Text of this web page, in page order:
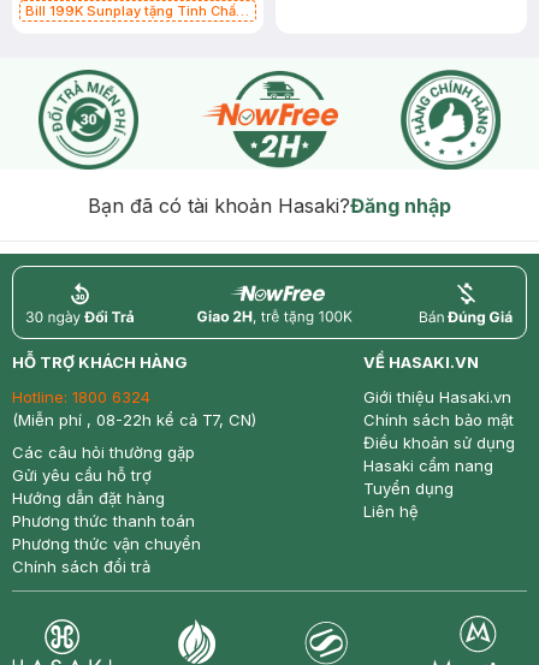
Bill 199K Sunplay tặng Tinh Chất
Bạn đã có tài khoản Hasaki?Đăng nhập
return nowfree price
HỖ TRỢ KHÁCH HÀNG
Hotline: 1800 6324
(Miễn phí , 08-22h kể cả T7, CN)
Các câu hỏi thường gặp
Gửi yêu cầu hỗ trợ
Hướng dẫn đặt hàng
Phương thức thanh toán
Phương thức vận chuyển
Chính sách đổi trả
VỀ HASAKI.VN
Giới thiệu Hasaki.vn
Chính sách bảo mật
Điều khoản sử dụng
Hasaki cẩm nang
Tuyển dụng
Liên hệ